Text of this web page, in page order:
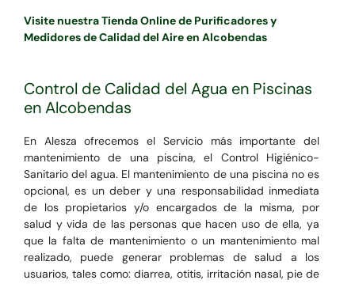
Visite nuestra Tienda Online de Purificadores y
Medidores de Calidad del Aire en Alcobendas
Control de Calidad del Agua en Piscinas
en Alcobendas
En Alesza ofrecemos el Servicio más importante del
mantenimiento de una piscina, el Control Higiénico-
Sanitario del agua. El mantenimiento de una piscina no es
opcional, es un deber y una responsabilidad inmediata
de los propietarios y/o encargados de la misma, por
salud y vida de las personas que hacen uso de ella, ya
que la falta de mantenimiento o un mantenimiento mal
realizado, puede generar problemas de salud a los
usuarios, tales como: diarrea, otitis, irritación nasal, pie de